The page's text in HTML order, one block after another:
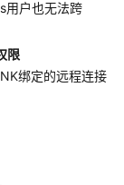
用户也无法跨
限
绑定的远程连接